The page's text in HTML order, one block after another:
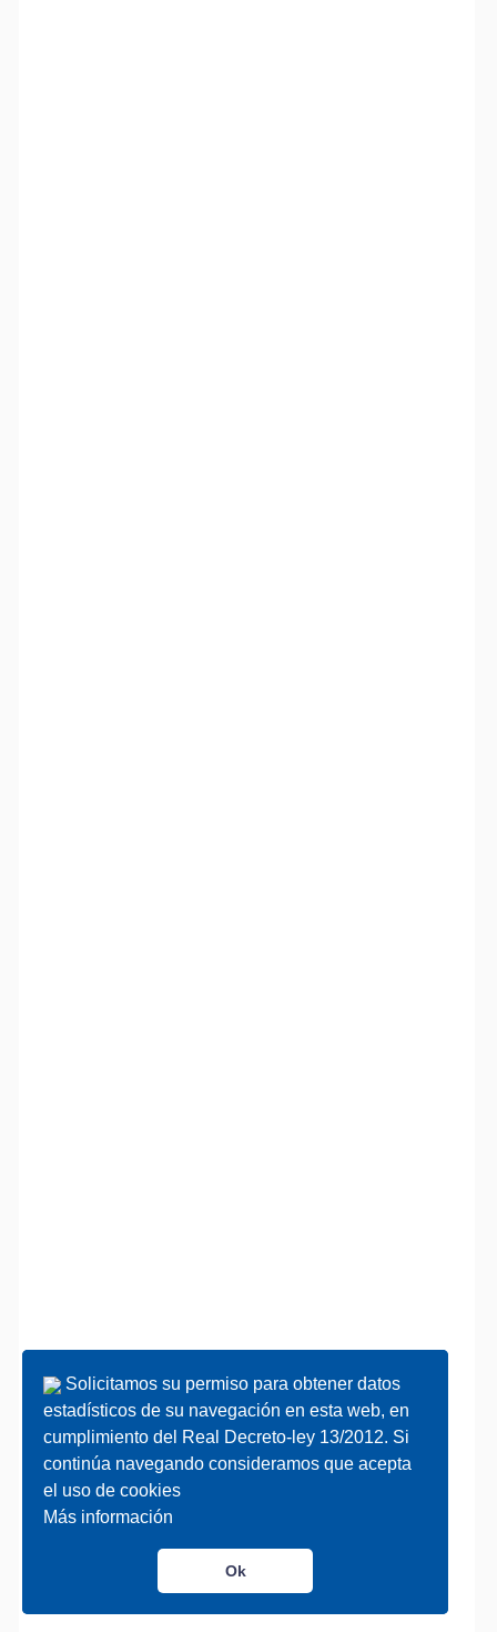
Solicitamos su permiso para obtener datos
estadísticos de su navegación en esta web, en
cumplimiento del Real Decreto-ley 13/2012. Si
continúa navegando consideramos que acepta
el uso de cookies
Más información
Ok
Solicitamos su permiso para obtener datos
estadísticos de su navegación en esta web, en
cumplimiento del Real Decreto-ley 13/2012. Si
continúa navegando consideramos que acepta
el uso de cookies
Más información
Ok